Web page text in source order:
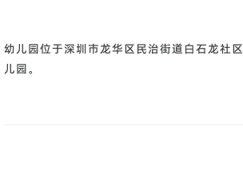
幼儿园位于深圳市龙华区民治街道白石龙社
儿园。